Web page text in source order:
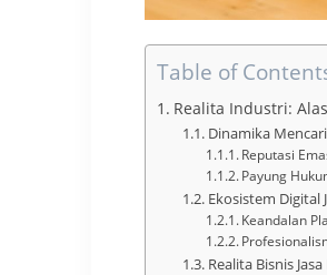
Table of
Realita Industri:
Dinamika
Reputasi
Payung
Ekosistem Digital
Keandalan
Realita Bisnis